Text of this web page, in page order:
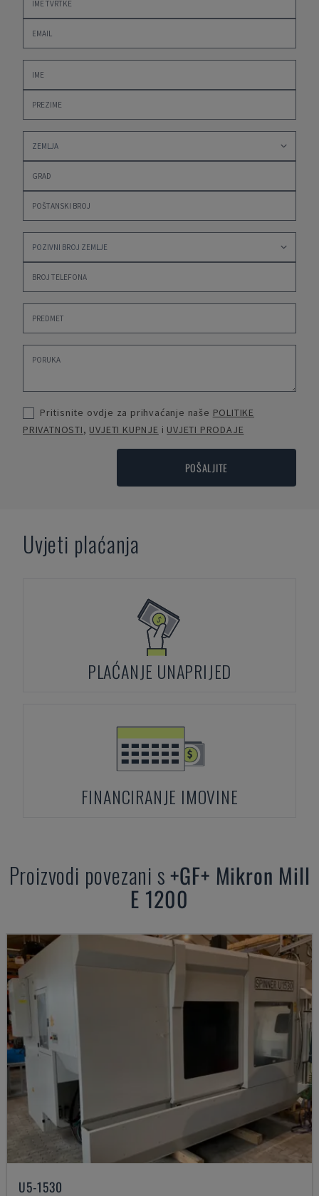
Pritisnite ovdje za prihvaćanje naše POLITIKE
PRIVATNOSTI, UVJETI KUPNJE i UVJETI PRODAJE
POŠALJITE
Uvjeti plaćanja
PLAĆANJE UNAPRIJED
FINANCIRANJE IMOVINE
Proizvodi povezani s+GF+ Mikron Mill
E 1200
U5-1530